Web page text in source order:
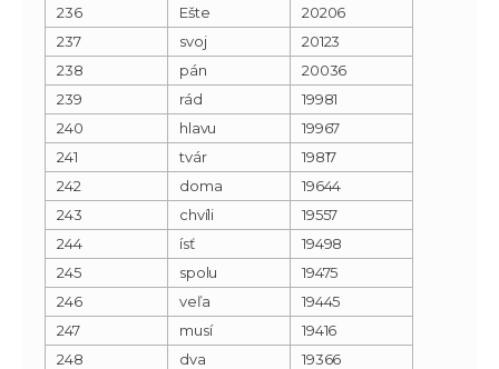
236
Ešte
20206
237
svoj
20123
238
pán
20036
239
rád
19981
240
hlavu
19967
241
tvár
19817
242
doma
19644
243
chvíli
19557
244
ísť
19498
245
spolu
19475
246
veľa
19445
247
musí
19416
248
dva
19366